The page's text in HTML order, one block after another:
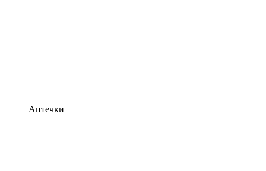
Аптечки